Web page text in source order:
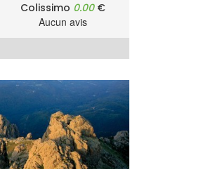
Colissimo 0.00€
Aucun avis